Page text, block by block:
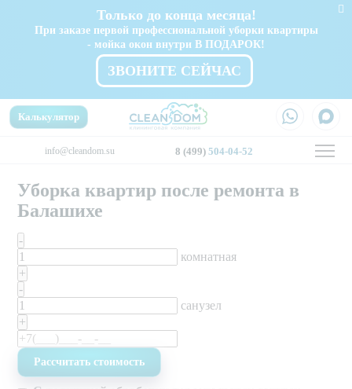
Только до конца месяца!
При заказе первой профессиональной уборки квартиры
- мойка окон внутри В ПОДАРОК!
ЗВОНИТЕ СЕЙЧАС
info@cleandom.su 8 (499) 504-04-52
Калькулятор
Уборка квартир после ремонта в
Балашихе
-
комнатная
+
-
санузел
+